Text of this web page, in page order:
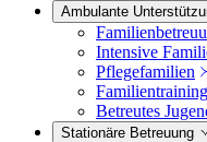
Ambulante
Intensive
Pflegefamilien
Betreutes
Stationäre Betreuung